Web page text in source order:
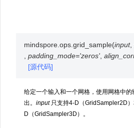
mindspore.ops.grid_sample(input,
,padding_mode='zeros' ,
[源代码]
给定一个输入和一个网格，使用网格中
出。 input只支持4-D（GridSampler2D
D（GridSampler3D）。